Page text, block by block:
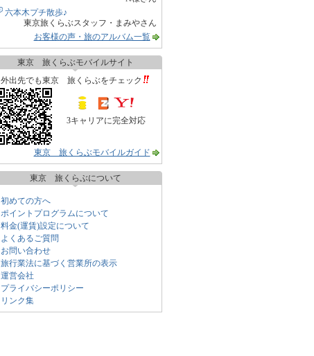
六本木プチ散歩♪
東京旅くらぶスタッフ・まみやさん
お客様の声・旅のアルバム一覧
東京 旅くらぶモバイルサイト
外出先でも東京 旅くらぶをチェック
3キャリアに完全対応
東京 旅くらぶモバイルガイド
東京 旅くらぶについて
初めての方へ
ポイントプログラムについて
料金(運賃)設定について
よくあるご質問
お問い合わせ
旅行業法に基づく営業所の表示
運営会社
プライバシーポリシー
リンク集